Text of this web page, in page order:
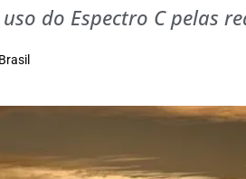
do Espectro C pelas
Brasil